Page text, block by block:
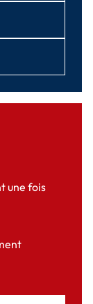
une fois